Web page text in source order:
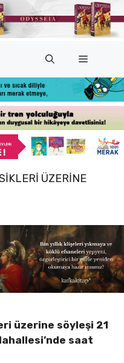
Menü
ÜZERINE
üzerine söyleşi 21
saat